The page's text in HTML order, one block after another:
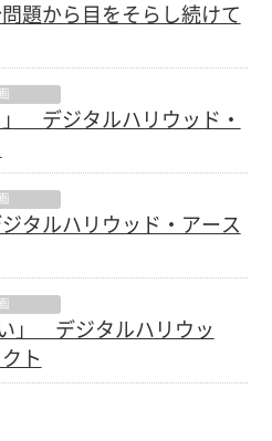
題から目をそらし続けて
」 デジタルハリウッド・
タルハリウッド・アース
」 デジタルハリウッ
ト